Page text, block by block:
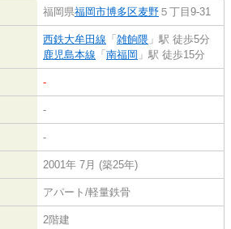
福岡県福岡市博多区麦野 ５丁目9-31
西鉄大牟田線 「 雑餉隈 」駅 徒歩5分
鹿児島本線 「 南福岡 」駅 徒歩15分
-
-
-
2001年 7月 (築25年)
アパート/軽量鉄骨
2階建